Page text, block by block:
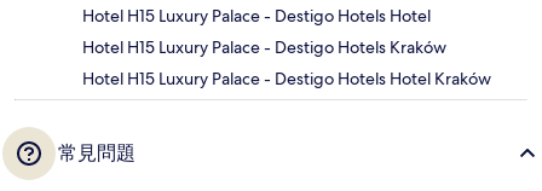
Hotel H15 Luxury Palace - Destigo Hotels Hotel
Hotel H15 Luxury Palace - Destigo Hotels Kraków
Hotel H15 Luxury Palace - Destigo Hotels Hotel Kraków
常見問題